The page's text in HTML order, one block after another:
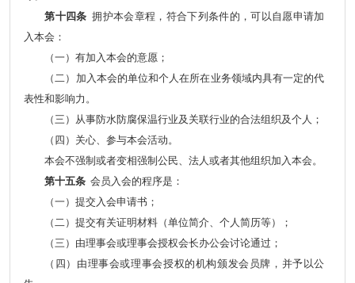
第十四条 拥护本会章程，符合下列条件的，可以自愿申请加
入本会：
（一）有加入本会的意愿；
（二）加入本会的单位和个人在所在业务领域内具有一定的代
表性和影响力。
（三）从事防水防腐保温行业及关联行业的合法组织及个人；
（四）关心、参与本会活动。
本会不强制或者变相强制公民、法人或者其他组织加入本会。
第十五条 会员入会的程序是：
（一）提交入会申请书；
（二）提交有关证明材料（单位简介、个人简历等）；
（三）由理事会或理事会授权会长办公会讨论通过；
（四）由理事会或理事会授权的机构颁发会员牌，并予以公